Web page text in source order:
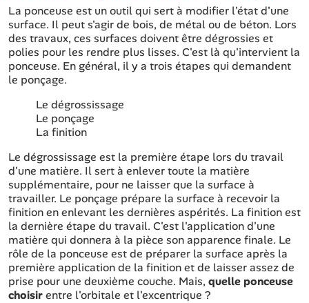
La ponceuse est un outil qui sert à modifier l'état d'une
surface. Il peut s'agir de bois, de métal ou de béton. Lors
des travaux, ces surfaces doivent être dégrossies et
polies pour les rendre plus lisses. C'est là qu'intervient la
ponceuse. En général, il y a trois étapes qui demandent
le ponçage.
Le dégrossissage
Le ponçage
La finition
Le dégrossissage est la première étape lors du travail
d'une matière. Il sert à enlever toute la matière
supplémentaire, pour ne laisser que la surface à
travailler. Le ponçage prépare la surface à recevoir la
finition en enlevant les dernières aspérités. La finition est
la dernière étape du travail. C'est l'application d'une
matière qui donnera à la pièce son apparence finale. Le
rôle de la ponceuse est de préparer la surface après la
première application de la finition et de laisser assez de
prise pour une deuxième couche. Mais,quelle ponceuse
choisirentre l'orbitale et l'excentrique ?